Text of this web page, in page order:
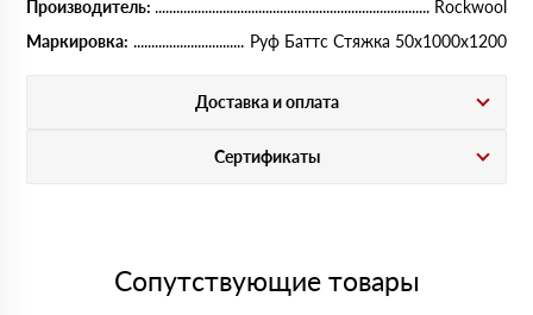
Производитель:
Rockwool
Маркировка:
Руф Баттс Стяжка 50х1000х1200
Доставка и оплата
Сертификаты
Сопутствующие товары